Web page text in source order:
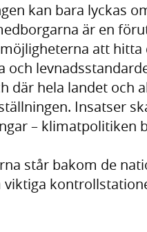
kan bara lyckas
är en
att
och
där hela landet och
Insatser
– klimatpolitiken
står bakom de
viktiga